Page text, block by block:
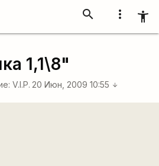
more_vert accessibility_new
search
1,1\8"
V.I.P. 20 Июн, 2009 10:55 arrow_downward